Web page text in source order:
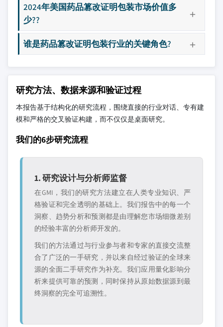
2024年美国药品篡改证明包装市场价值多
少??
谁是药品篡改证明包装行业的关键角色?
研究方法、数据来源和验证过程
本报告基于结构化的研究流程，围绕直接的行业对话、专有建
模和严格的交叉验证构建，而不仅仅是桌面研究。
我们的6步研究流程
1. 研究设计与分析师监督
在GMI，我们的研究方法建立在人类专业知识、严
格验证和完全透明的基础上。我们报告中的每一个
洞察、趋势分析和预测都是由理解您市场细微差别
的经验丰富的分析师开发的。
我们的方法通过与行业参与者和专家的直接交流整
合了广泛的一手研究，并以来自经过验证的全球来
源的全面二手研究作为补充。我们应用量化影响分
析来提供可靠的预测，同时保持从原始数据源到最
终洞察的完全可追溯性。